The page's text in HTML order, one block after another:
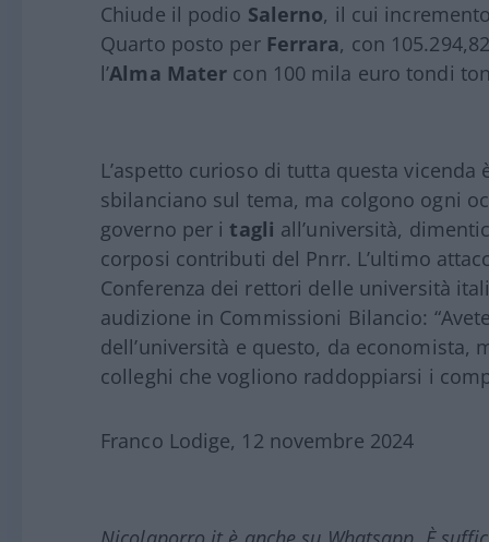
Chiude il podio Salerno, il cui
Quarto posto per Ferrara, con
l’Alma Mater con 100 mila euro tondi
L’aspetto curioso di tutta questa
sbilanciano sul tema, ma colgono ogni
governo per itagli all’università,
corposi contributi del Pnrr. L’ultimo
Conferenza dei rettori delle università
audizione in Commissioni Bilancio:
dell’università e questo, da economista,
colleghi che vogliono raddoppiarsi i
Franco Lodige, 12 novembre 2024